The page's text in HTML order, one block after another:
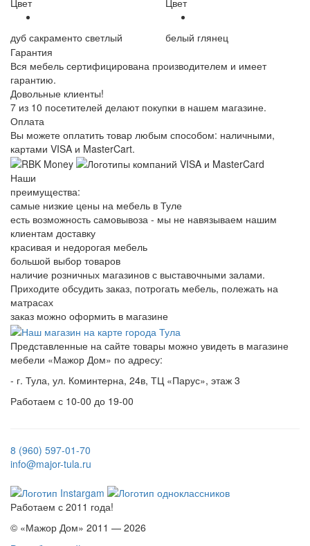
дуб сакраменто светлый
белый глянец
Гарантия
Вся мебель сертифицирована производителем и имеет
гарантию.
Довольные клиенты!
7 из 10 посетителей делают покупки в нашем магазине.
Оплата
Вы можете оплатить товар любым способом: наличными,
картами VISA и MasterCart.
Наши
преимущества:
самые низкие цены на мебель в Туле
есть возможность самовывоза - мы не навязываем нашим
клиентам доставку
красивая и недорогая мебель
большой выбор товаров
наличие розничных магазинов с выставочными залами.
Приходите обсудить заказ, потрогать мебель, полежать на
матрасах
заказ можно оформить в магазине
Представленные на сайте товары можно увидеть в магазине
мебели «Мажор Дом» по адресу:
- г. Тула, ул. Коминтерна, 24в, ТЦ «Парус», этаж 3
Работаем с 10-00 до 19-00
8 (960) 597-01-70
info@major-tula.ru
Работаем с 2011 года!
© «Мажор Дом» 2011 — 2026